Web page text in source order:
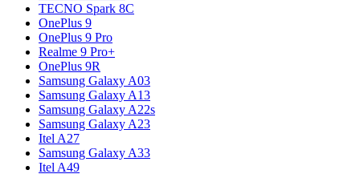
TECNO Spark 8C
OnePlus 9
OnePlus 9 Pro
Realme 9 Pro+
OnePlus 9R
Samsung Galaxy A03
Samsung Galaxy A13
Samsung Galaxy A22s
Samsung Galaxy A23
Itel A27
Samsung Galaxy A33
Itel A49